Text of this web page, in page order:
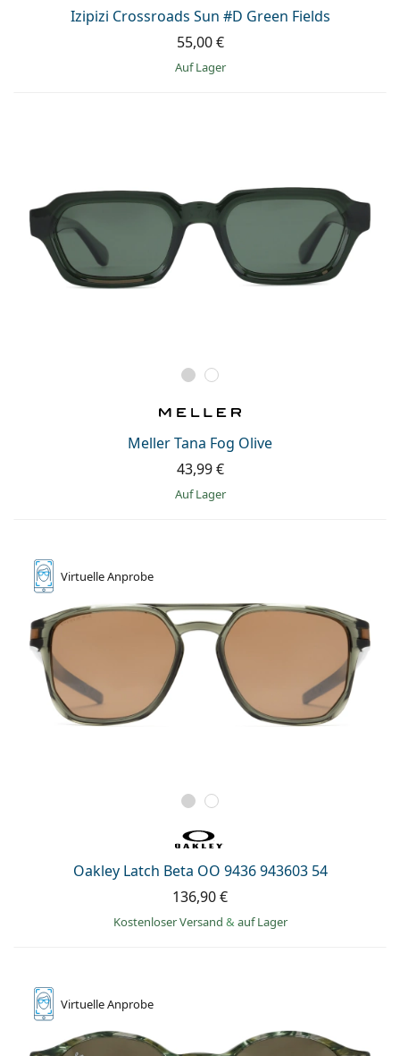
Izipizi Crossroads Sun #D Green Fields
55,00 €
auf Lager
Meller Tana Fog Olive
43,99 €
auf Lager
VirtuelleAnprobe
Oakley Latch Beta OO 9436 943603 54
136,90 €
Kostenloser Versand & auf Lager
VirtuelleAnprobe